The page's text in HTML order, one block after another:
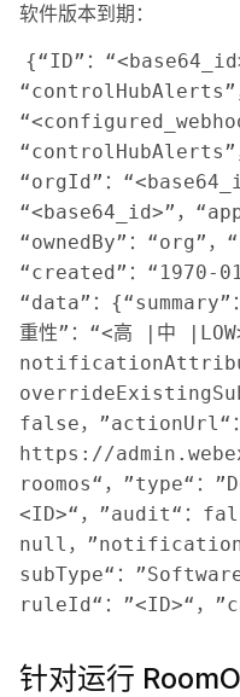
软件版本到期：
{“ID”：
“controlHubAlerts”
“controlHubAlerts”
“orgId”：
“<base64_id>”，
“ownedBy”：“org”
“created”：“1970-
“data”：
重性”：“<高 |中
false，”actionUrl“
https://
roomos“，”type“：
<ID>“，”audit“：
null，
subType“：
ruleId“：”<ID>“
针对运行